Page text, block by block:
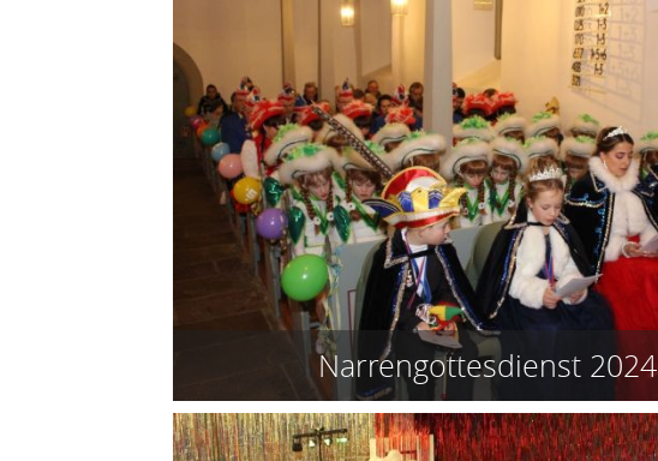
Narrengottesdienst 2024